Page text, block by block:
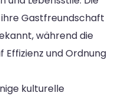
Gastfreundschaft
während die
Effizienz und Ordnung
kulturelle